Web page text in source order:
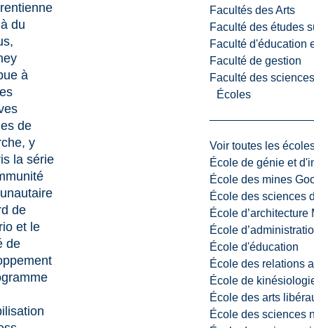
Facultés des Arts
Faculté des études
Faculté d'éducation
Faculté de gestion
Faculté des
Écoles
Voir toutes les
École de génie et
École des mines
École des sciences
École d’architecture
École
École d'éducation
École des relations
École de
École des arts
École des sciences
du
à
de
y
la série
de
et le
de